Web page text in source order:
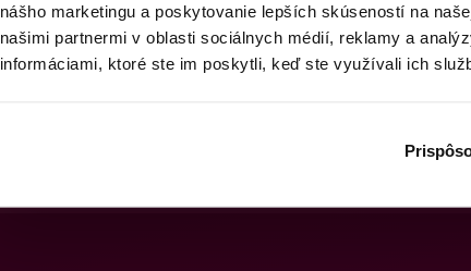
nášho marketingu a poskytovanie lepších skúseností na
našimi partnermi v oblasti sociálnych médií, reklamy a
informáciami, ktoré ste im poskytli, keď ste využívali ich